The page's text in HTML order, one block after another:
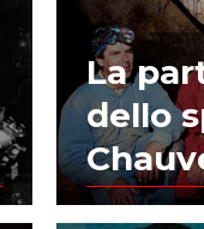
La
dello